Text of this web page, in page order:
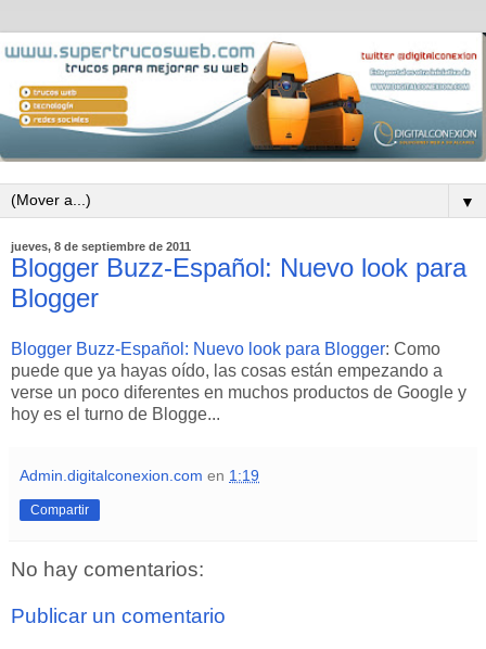
▼
jueves, 8 de septiembre de 2011
Blogger Buzz-Español: Nuevo look para
Blogger
Blogger Buzz-Español: Nuevo look para Blogger: Como
puede que ya hayas oído, las cosas están empezando a
verse un poco diferentes en muchos productos de Google y
hoy es el turno de Blogge...
Admin.digitalconexion.com en 1:19
Compartir
No hay comentarios:
Publicar un comentario